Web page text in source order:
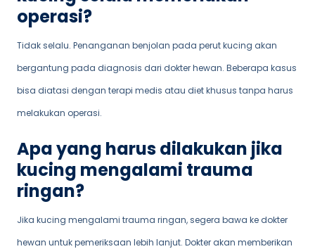
operasi?
Tidak selalu. Penanganan benjolan pada perut kucing akan
bergantung pada diagnosis dari dokter hewan. Beberapa kasus
bisa diatasi dengan terapi medis atau diet khusus tanpa harus
melakukan operasi.
Apa yang harus dilakukan jika
kucing mengalami trauma
ringan?
Jika kucing mengalami trauma ringan, segera bawa ke dokter
hewan untuk pemeriksaan lebih lanjut. Dokter akan memberikan